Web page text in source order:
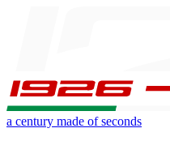
a century made of seconds